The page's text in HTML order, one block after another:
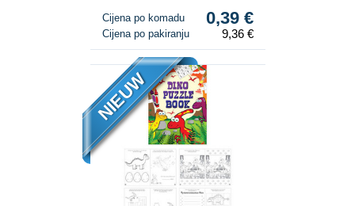
Cijena po komadu 0,39 €
Cijena po pakiranju 9,36 €
NIEUW